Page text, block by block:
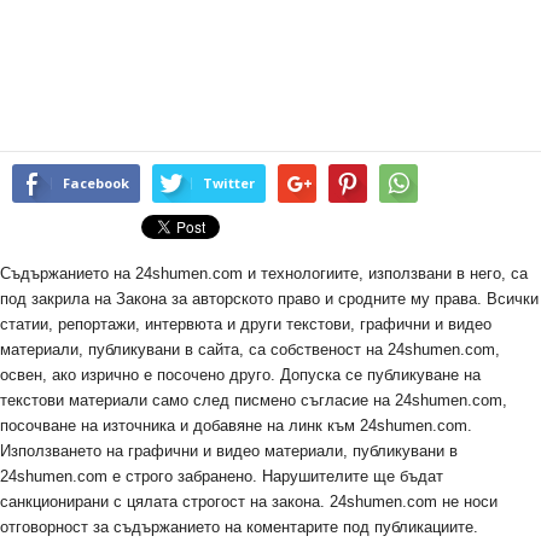
Facebook Twitter
Съдържанието на 24shumen.com и технологиите, използвани в него, са
под закрила на Закона за авторското право и сродните му права. Всички
статии, репортажи, интервюта и други текстови, графични и видео
материали, публикувани в сайта, са собственост на 24shumen.com,
освен, ако изрично е посочено друго. Допуска се публикуване на
текстови материали само след писмено съгласие на 24shumen.com,
посочване на източника и добавяне на линк към 24shumen.com.
Използването на графични и видео материали, публикувани в
24shumen.com е строго забранено. Нарушителите ще бъдат
санкционирани с цялата строгост на закона. 24shumen.com не носи
отговорност за съдържанието на коментарите под публикациите.